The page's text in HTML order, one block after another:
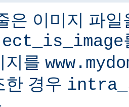
은 이미지 파
지를
한 경우